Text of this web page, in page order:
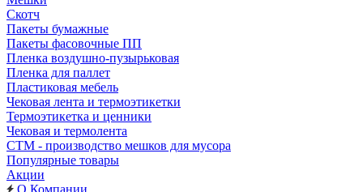
Скотч
Пакеты бумажные
Пакеты фасовочные ПП
Пленка воздушно-пузырьковая
Пленка для паллет
Пластиковая мебель
Чековая лента и термоэтикетки
Термоэтикетка и ценники
Чековая и термолента
СТМ - производство мешков для мусора
Популярные товары
Акции
О Компании